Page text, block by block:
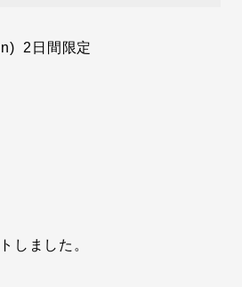
2日間限定
しました。